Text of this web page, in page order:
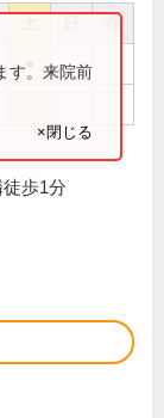
祝
す。来院前
×閉じる
歩1分